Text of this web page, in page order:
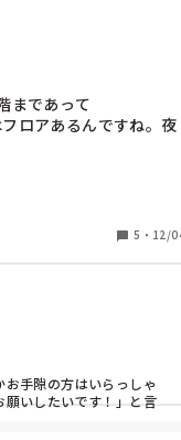
まであって
ロアあるんですね。夜
。
倒とかなら呼ぶ文わか
5 ・ 12/
手隙の方はいらっしゃ
いしたいです！」と言